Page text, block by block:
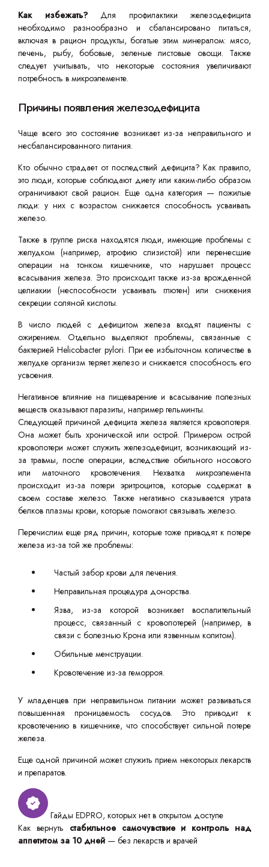
Как избежать?Для профилактики железодефицита
необходимо разнообразно и сбалансировано питаться,
включая в рацион продукты, богатые этим минералом: мясо,
печень, рыбу, бобовые, зеленые листовые овощи. Также
следует учитывать, что некоторые состояния увеличивают
потребность в микроэлементе.
Причины появления железодефицита
Чаще всего это состояние возникает из-за неправильного и
несбалансированного питания.
Кто обычно страдает от последствий дефицита? Как правило,
это люди, которые соблюдают диету или каким-либо образом
ограничивают свой рацион. Еще одна категория — пожилые
люди: у них с возрастом снижается способность усваивать
железо.
Также в группе риска находятся люди, имеющие проблемы с
желудком (например, атрофию слизистой) или перенесшие
операции на тонком кишечнике, что нарушает процесс
всасывания железа. Это происходит также из-за врожденной
целиакии (неспособности усваивать глютен) или снижения
секреции соляной кислоты.
В число людей с дефицитом железа входят пациенты с
ожирением. Отдельно выделяют проблемы, связанные с
бактерией Helicobacter pylori. При ее избыточном количестве в
желудке организм теряет железо и снижается способность его
усвоения.
Негативное влияние на пищеварение и всасывание полезных
веществ оказывают паразиты, например гельминты.
Следующей причиной дефицита железа является кровопотеря.
Она может быть хронической или острой. Примером острой
кровопотери может служить железодефицит, возникающий из-
за травмы, после операции, вследствие обильного носового
или маточного кровотечения. Нехватка микроэлемента
происходит из-за потери эритроцитов, которые содержат в
своем составе железо. Также негативно сказывается утрата
белков плазмы крови, которые помогают связывать железо.
Перечислим еще ряд причин, которые тоже приводят к потере
железа из-за той же проблемы:
Частый забор крови для лечения.
Неправильная процедура донорства.
Язва, из-за которой возникает воспалительный
процесс, связанный с кровопотерей (например, в
связи с болезнью Крона или язвенным колитом).
Обильные менструации.
Кровотечение из-за геморроя.
У младенцев при неправильном питании может развиваться
повышенная проницаемость сосудов. Это приводит к
кровотечению в кишечнике, что способствует сильной потере
железа.
Еще одной причиной может служить прием некоторых лекарств
и препаратов.
Гайды EDPRO, которых нет в открытом доступе
Как вернуть стабильное самочувствие и контроль над
аппетитом за 10 дней — без лекарств и врачей